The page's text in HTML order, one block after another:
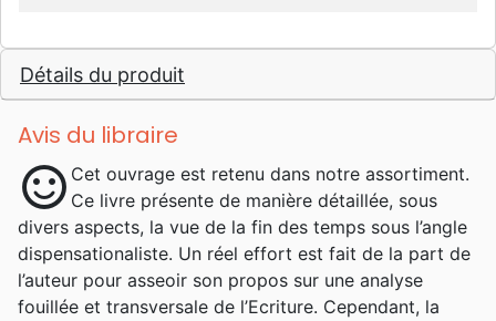
Détails du produit
Avis du libraire
sentiment_satisfied Cet ouvrage est retenu dans notre assortiment.
Ce livre présente de manière détaillée, sous
divers aspects, la vue de la fin des temps sous l’angle
dispensationaliste. Un réel effort est fait de la part de
l’auteur pour asseoir son propos sur une analyse
fouillée et transversale de l’Ecriture. Cependant, la